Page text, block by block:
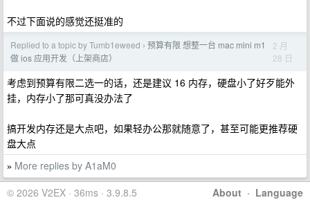
不过下面说的感觉还挺准的
Replied to a topic by Tumb1eweed › 预算有限 想整一台 mac mini m1
做 ios 应用开发（上架商店）
2 月
28 日
考虑到预算有限二选一的话，还是建议 16 内存，硬盘小了好歹能外
挂，内存小了那可真没办法了
搞开发内存还是大点吧，如果轻办公那就随意了，甚至可能更推荐硬
盘大点
» More replies by A1aM0
About · Language
© 2026 V2EX · 36ms · 3.9.8.5